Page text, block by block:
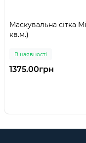
Маскувальна сітка
кв.м.)
В наявності
1375.00грн